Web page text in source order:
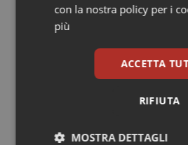
Ulcera & Reflusso
Potrebbe
con la nostra policy per i
più
ACCETTA
RIFIUTA
MOSTRA DETTAGLI